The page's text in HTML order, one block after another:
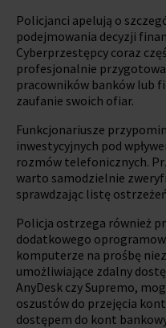
Policjanci apelują o
podejmowania decyzji
Cyberprzestępcy coraz
profesjonalnie
pracowników banków lub
zaufanie swoich ofiar.
Funkcjonariusze
inwestycyjnych pod
rozmów telefonicznych.
warto samodzielnie
sprawdzając listę
Policja ostrzega również
dodatkowego
komputerze na prośbę
umożliwiające zdalny
AnyDesk czy Supremo,
oszustów do przejęcia
dostępem do kont